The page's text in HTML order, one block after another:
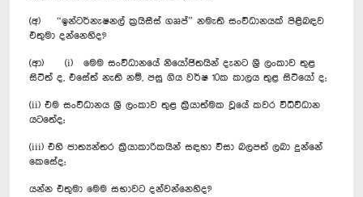
(අ) “ඉන්ටර්නැෂනල් ක්‍රයිසීස් ගෲප්” නමැති සංවිධානයක් පිළිබඳව
එතුමා දන්නෙහිද?
(ආ) (i) මෙම සංවිධානයේ නියෝජිතයින් දැනට ශ්‍රී ලංකාව තුළ
සිටිත් ද, එසේත් නැති නම්, පසු ගිය වර්ෂ 10ක කාලය තුළ සිටියෝ ද;
(ii) එම සංවිධානය ශ්‍රී ලංකාව තුළ ක්‍රියාත්මක වූයේ කවර විධිවිධාන
යටතේද;
(iii) එහි ජාත්‍යන්තර ක්‍රියාකාරිකයින් සඳහා වීසා බලපත් ලබා දුන්නේ
කෙසේද;
යන්න එතුමා මෙම සභාවට දන්වන්නෙහිද?